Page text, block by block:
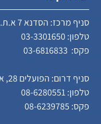
סניף מרכז: הסדנא 7 א.ת. חולון
טלפון:03-3301650
פקס: 03-6816833
סניף דרום: הפועלים 28, א.ת. עמק שרה באר שבע
טלפון:08-6280551
פקס: 08-6239785